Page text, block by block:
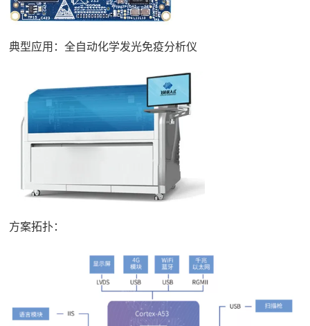
典型应用：全自动化学发光免疫分析仪
方案拓扑：